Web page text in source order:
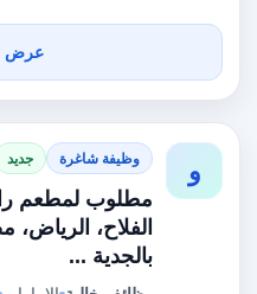
عرض
و وظيفة شاغرة جديد
مطلوب لمطعم
الفلاح،
بالجدية ...